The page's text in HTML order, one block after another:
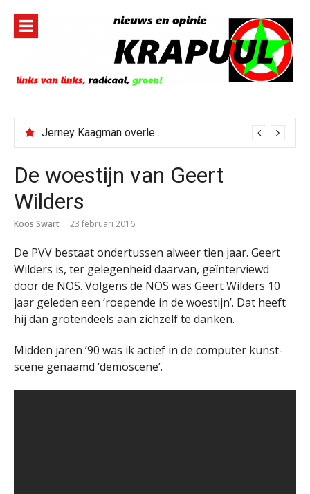
inhoud
Jerney Kaagman overleden
De woestijn van Geert
Wilders
Koos Swart 23 februari 2016
De PVV bestaat ondertussen alweer tien jaar. Geert
Wilders is, ter gelegenheid daarvan, geïnterviewd
door de NOS. Volgens de NOS was Geert Wilders 10
jaar geleden een ‘roepende in de woestijn’. Dat heeft
hij dan grotendeels aan zichzelf te danken.
Midden jaren ’90 was ik actief in de computer kunst-
scene genaamd ‘demoscene’.